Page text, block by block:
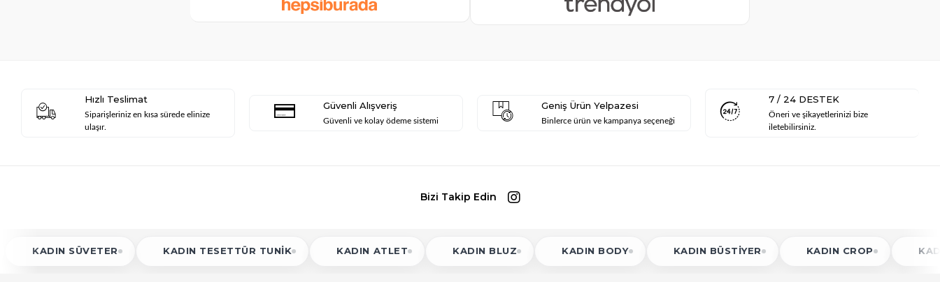
Hızlı Teslimat
Siparişleriniz en kısa sürede elinize
ulaşır.
Güvenli Alışveriş
Güvenli ve kolay ödeme sistemi
Geniş Ürün Yelpazesi
Binlerce ürün ve kampanya seçeneği
7 / 24 DESTEK
Öneri ve şikayetlerinizi bize
iletebilirsiniz.
Bizi Takip Edin
KADIN TESETTÜR TUNIK KADIN ATLET KADIN BLUZ KADIN BODY KADIN BÜSTIYER KADIN CROP KADIN GÖMLEK